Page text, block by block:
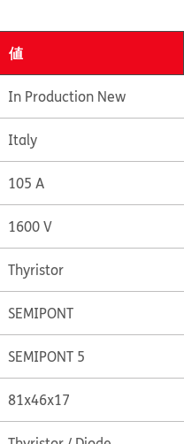
値
In Production New
Italy
105 A
1600 V
Thyristor
SEMIPONT
SEMIPONT 5
81x46x17